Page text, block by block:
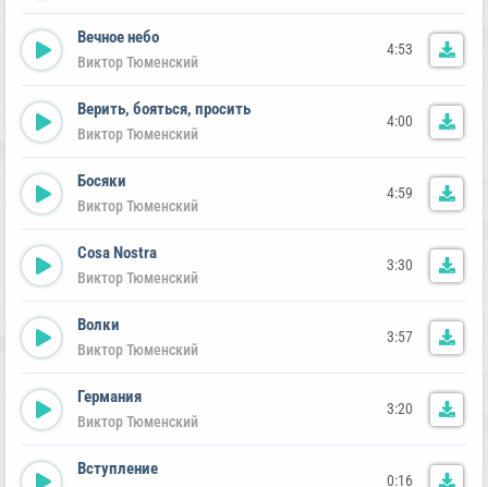
Вечное небо
Виктор Тюменский
4:53
Верить, бояться, просить
Виктор Тюменский
4:00
Босяки
Виктор Тюменский
4:59
Cosa Nostra
Виктор Тюменский
3:30
Волки
Виктор Тюменский
3:57
Германия
Виктор Тюменский
3:20
Вступление
0:16